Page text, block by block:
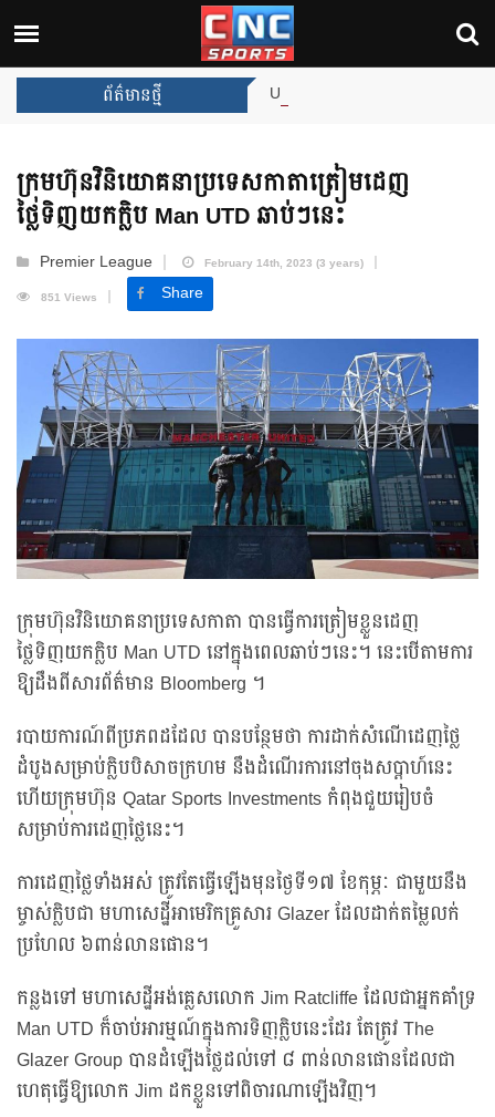
ព័ត៌មានថ្មី Unai Emery សន្យាថានឹងឈ្នះពាន
ក្រុមហ៊ុនវិនិយោគនាប្រទេសកាតាត្រៀមដេញ
ថ្លៃទិញយកក្លិប Man UTD ឆាប់ៗនេះ
Premier League
February 14th, 2023 (3 years)
851 Views
Share
ក្រុមហ៊ុនវិនិយោគនាប្រទេសកាតា បានធ្វើការត្រៀមខ្លួនដេញ
ថ្លៃទិញយកក្លិប Man UTD នៅក្នុងពេលឆាប់ៗនេះ។ នេះបើតាមការ
ឱ្យដឹងពីសារព័ត៌មាន Bloomberg ។
របាយការណ៍ពីប្រភពដដែល បានបន្ថែមថា ការដាក់សំណើដេញថ្លៃ
ដំបូងសម្រាប់ក្លិបបិសាចក្រហម នឹងដំណើរការនៅចុងសប្តាហ៍នេះ
ហើយក្រុមហ៊ុន Qatar Sports Investments កំពុងជួយរៀបចំ
សម្រាប់ការដេញថ្លៃនេះ។
ការដេញថ្លៃទាំងអស់ ត្រូវតែធ្វើឡើងមុនថ្ងៃទី១៧ ខែកុម្ភៈ ជាមួយនឹង
ម្ចាស់ក្លិបជា មហាសេដ្ឋីអាមេរិកគ្រួសារ Glazer ដែលដាក់តម្លៃលក់
ប្រហែល ៦ពាន់លានផោន។
កន្លងទៅ មហាសេដ្ឋីអង់គ្លេសលោក Jim Ratcliffe ដែលជាអ្នកគាំទ្រ
Man UTD ក៏ចាប់អារម្មណ៍ក្នុងការទិញក្លិបនេះដែរ តែត្រូវ The
Glazer Group បានដំឡើងថ្លៃដល់ទៅ ៨ ពាន់លានផោនដែលជា
ហេតុធ្វើឱ្យលោក Jim ដកខ្លួនទៅពិចារណាឡើងវិញ។